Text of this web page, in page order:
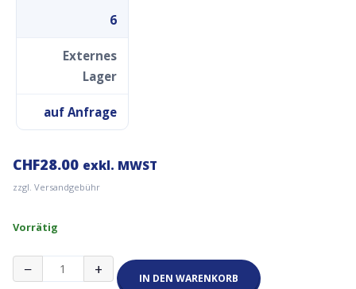
6
Externes
Lager
auf Anfrage
CHF28.00 exkl. MWST
zzgl. Versandgebühr
Vorrätig
−
859-
+ IN DEN WARENKORB